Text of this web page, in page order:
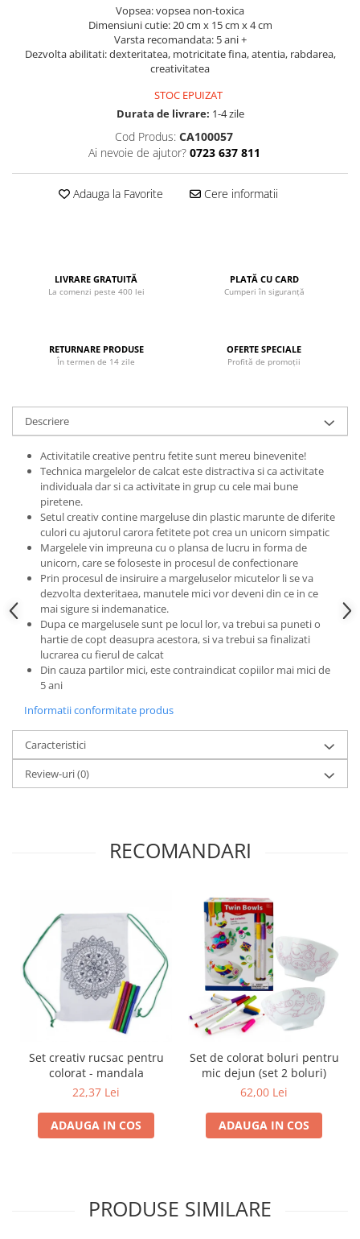
Progarden
Purple Cow
Raduka
Ravensburger
Schmidt
Sequin Art
Silverlit
Simba
Smoby
Spin Master
Stragoo Games
Sycomore
Tender Leaf
Topbright
Trefl
Vektory
Viga Toys
Vopsea: vopsea non-toxica
Dimensiuni cutie: 20 cm x 15 cm x 4 cm
Varsta recomandata: 5 ani +
Dezvolta abilitati: dexteritatea, motricitate fina, atentia, rabdarea,
creativitatea
STOC EPUIZAT
Durata de livrare: 1-4 zile
Cod Produs: CA100057
Ai nevoie de ajutor? 0723 637 811
Adauga la Favorite Cere informatii
LIVRARE GRATUITĂ
La comenzi peste 400 lei
PLATĂ CU CARD
Cumperi în siguranță
RETURNARE PRODUSE
În termen de 14 zile
OFERTE SPECIALE
Profită de promoții
Descriere
Activitatile creative pentru fetite sunt mereu binevenite!
Technica margelelor de calcat este distractiva si ca activitate
individuala dar si ca activitate in grup cu cele mai bune
piretene.
Setul creativ contine margeluse din plastic marunte de diferite
culori cu ajutorul carora fetitete pot crea un unicorn simpatic
Margelele vin impreuna cu o plansa de lucru in forma de
unicorn, care se foloseste in procesul de confectionare
Prin procesul de insiruire a margeluselor micutelor li se va
dezvolta dexteritaea, manutele mici vor deveni din ce in ce
mai sigure si indemanatice.
Dupa ce margelusele sunt pe locul lor, va trebui sa puneti o
hartie de copt deasupra acestora, si va trebui sa finalizati
lucrarea cu fierul de calcat
Din cauza partilor mici, este contraindicat copiilor mai mici de
5 ani
Informatii conformitate produs
Caracteristici
Review-uri(0)
RECOMANDARI
Set creativ rucsac pentru
colorat - mandala
22,37 Lei
ADAUGA IN COS
Set de colorat boluri pentru
mic dejun (set 2 boluri)
62,00 Lei
ADAUGA IN COS
PRODUSE SIMILARE